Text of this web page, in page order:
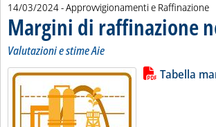
14/03/2024- Approvvigionamenti e Raffinazione
Margini di raffinazione
Valutazioni e stime Aie
Leggi tutta la
Lista allegati PDF alla notizia
Tabella